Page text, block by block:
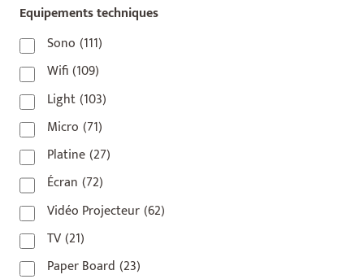
75003(1)
75004(2)
75006 (5)
75007(7)
75008 (17)
75009(5)
75010 (9)
75011 (17)
75012(8)
75013(2)
Equipements techniques
Sono (111)
Wifi(109)
Light(103)
Micro (71)
Platine(27)
Écran (72)
Vidéo Projecteur(62)
TV(21)
Paper Board (23)